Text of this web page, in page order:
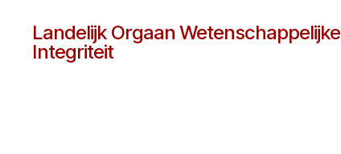
Landelijk Orgaan Wetenschappelijke
Integriteit